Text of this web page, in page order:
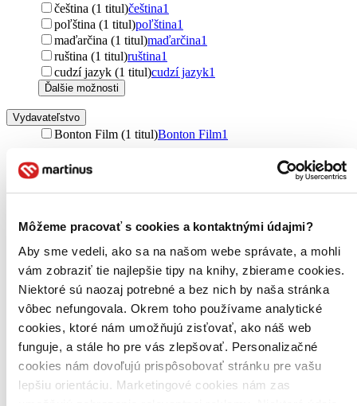
Môžeme pracovať s cookies a kontaktnými údajmi?
Aby sme vedeli, ako sa na našom webe správate, a mohli
vám zobraziť tie najlepšie tipy na knihy, zbierame cookies.
Niektoré sú naozaj potrebné a bez nich by naša stránka
vôbec nefungovala. Okrem toho používame analytické
cookies, ktoré nám umožňujú zisťovať, ako náš web
funguje, a stále ho pre vás zlepšovať. Personalizačné
cookies nám dovoľujú prispôsobovať stránku pre vašu
lepšiu orientáciu. Marketingové cookies nám zas
čeština (1 titul)čeština1
poľština (1 titul)poľština1
maďarčina (1 titul)maďarčina1
ruština (1 titul)ruština1
cudzí jazyk (1 titul)cudzí jazyk1
Ďalšie možnosti
Vydavateľstvo
Bonton Film (1 titul)Bonton Film1
Zúžiť výber
Zoradiť
Bestsellery
Top hodnotené
Najdrahšie
Najlacnejšie
Najvyššia zľava